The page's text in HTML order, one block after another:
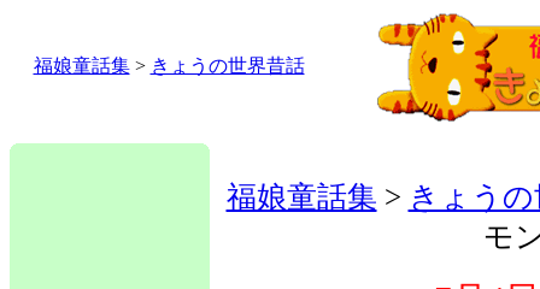
福娘童話集> きょうの世界昔話
福娘童話集 > きょう
モ